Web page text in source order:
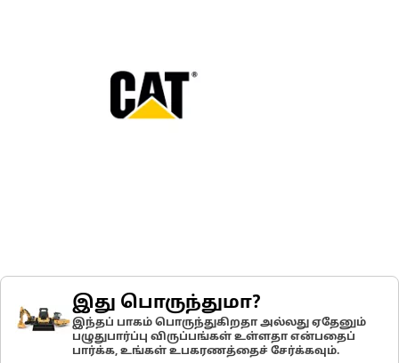
இது பொருந்துமா?
இந்தப் பாகம் பொருந்துகிறதா அல்லது ஏதேனும்
பழுதுபார்ப்பு விருப்பங்கள் உள்ளதா என்பதைப்
பார்க்க, உங்கள் உபகரணத்தைச் சேர்க்கவும்.